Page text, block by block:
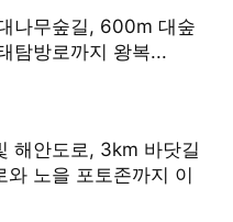
나무숲길, 600m 대숲
탐방로까지 왕복...
해안도로, 3km 바닷길
와 노을 포토존까지 이